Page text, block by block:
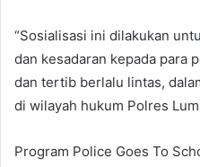
“Sosialisasi ini dilakukan
dan kesadaran kepada para
dan tertib berlalu lintas,
di wilayah hukum Polres
Program Police Goes To